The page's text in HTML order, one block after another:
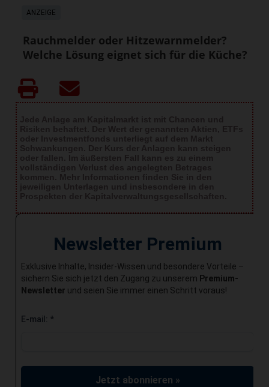
ANZEIGE
Rauchmelder oder Hitzewarnmelder?
Welche Lösung eignet sich für die Küche?
Newsletter Premium
Exklusive Inhalte, Insider-Wissen und besondere Vorteile –
sichern Sie sich jetzt den Zugang zu unserem Premium-
Newsletter und seien Sie immer einen Schritt voraus!
E-mail: *
Jetzt abonnieren »